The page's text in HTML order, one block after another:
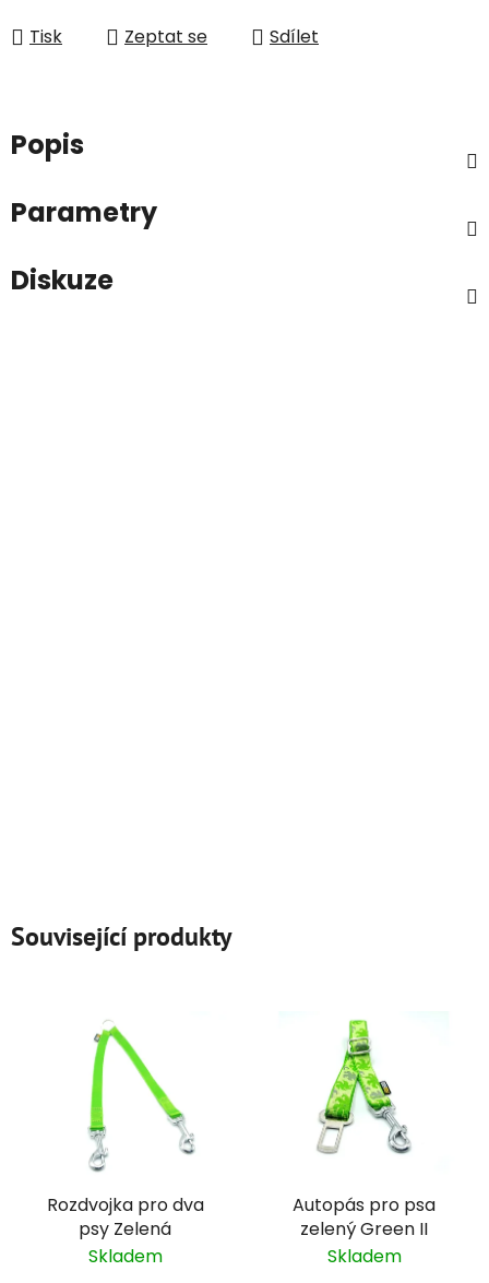
Tisk Zeptat se Sdílet
Popis
Parametry
Diskuze
Související produkty
Rozdvojka pro dva
psy Zelená
Skladem
Autopás pro psa
zelený Green II
Skladem